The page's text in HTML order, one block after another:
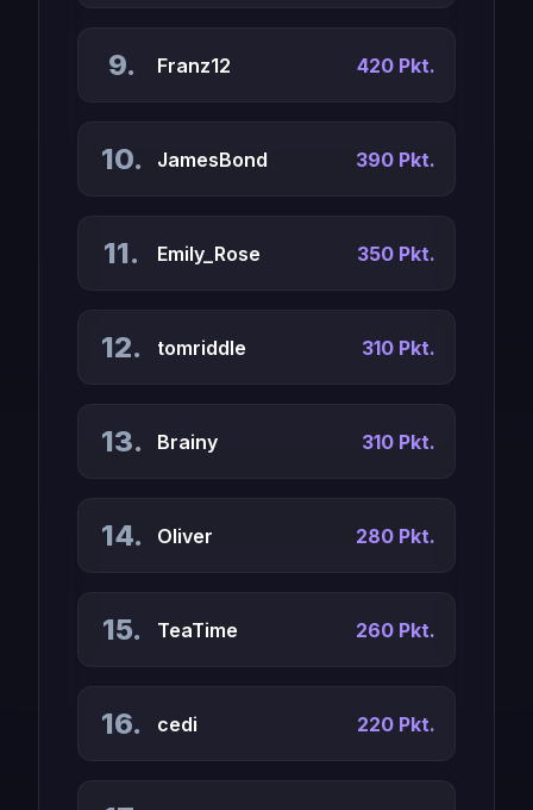
9. Franz12 420 Pkt.
10. JamesBond 390 Pkt.
11. Emily_Rose 350 Pkt.
12. tomriddle 310 Pkt.
13. Brainy 310 Pkt.
14. Oliver 280 Pkt.
15. TeaTime 260 Pkt.
16. cedi 220 Pkt.